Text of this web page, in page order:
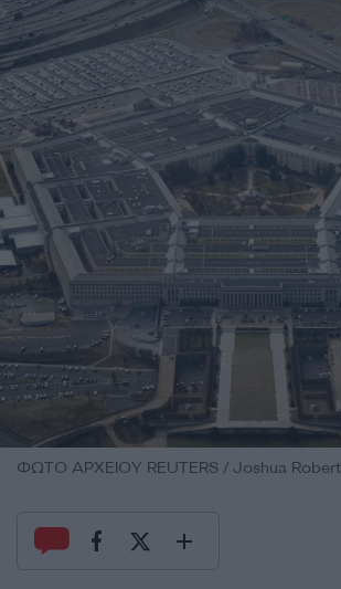
ΦΩΤΟ ΑΡΧΕΙΟΥ REUTERS / Joshua